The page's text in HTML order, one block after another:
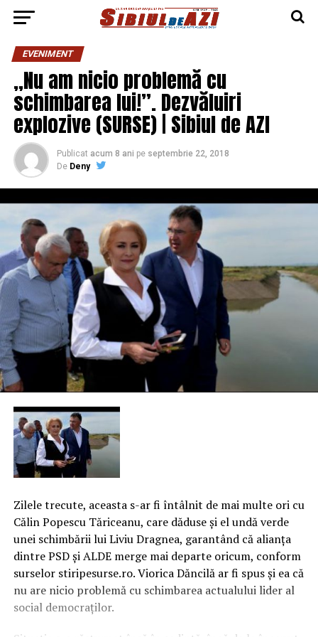
EVENIMENT
„Nu am nicio problemă cu
schimbarea lui!”. Dezvăluiri
explozive (SURSE) | Sibiul de AZI
Publicat acum 8 ani pe septembrie 22, 2018
De Deny
Zilele trecute, aceasta s-ar fi întâlnit de mai multe ori cu
Călin Popescu Tăriceanu, care dăduse şi el undă verde
unei schimbării lui Liviu Dragnea, garantând că alianţa
dintre PSD şi ALDE merge mai departe oricum, conform
surselor stiripesurse.ro. Viorica Dăncilă ar fi spus şi ea că
nu are nicio problemă cu schimbarea actualului lider al
social democraţilor.